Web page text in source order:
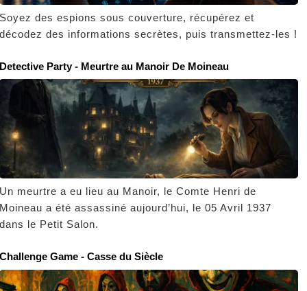
des espions sous couverture, récupérez et
des informations secrètes, puis transmettez-les !
Party - Meurtre au Manoir De Moineau
meurtre a eu lieu au Manoir, le Comte Henri de
a été assassiné aujourd’hui, le 05 Avril 1937
le Petit Salon.
Game - Casse du Siècle